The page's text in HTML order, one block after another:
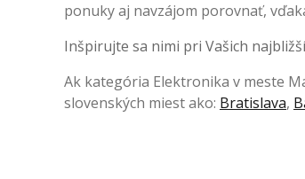
ponuky aj navzájom porovnať,
Inšpirujte sa nimi pri Vašich
Ak kategória Elektronika v meste
slovenských miest ako: Bratislava,